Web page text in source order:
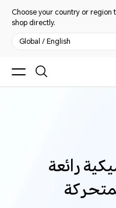
Choose your country or region
shop directly.
Global / English
رائعة